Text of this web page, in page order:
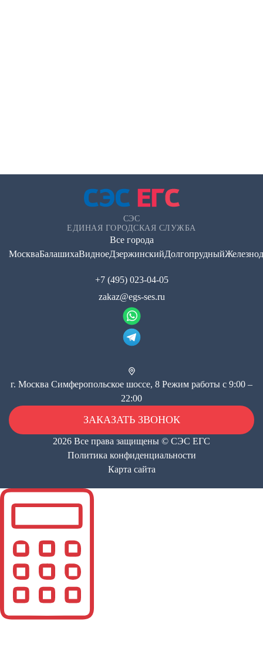
СЭС
ЕДИНАЯ ГОРОДСКАЯ СЛУЖБА
Все города
МоскваБалашихаВидноеДзержинскийДолгопрудный
+7 (495) 023-04-05
zakaz@egs-ses.ru
г. Москва Симферопольское шоссе, 8 Режим работы с 9:00 –
22:00
ЗАКАЗАТЬ ЗВОНОК
2026 Все права защищены © СЭС ЕГС
Политика конфиденциальности
Карта сайта